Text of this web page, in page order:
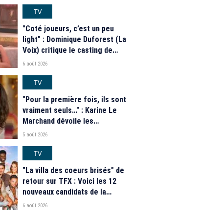
de la télé-réalité de W9
TV
"Coté joueurs, c’est un peu
light" : Dominique Duforest (La
Voix) critique le casting de
"Secret Story" 2026
6 août 2026
TV
"Pour la première fois, ils sont
vraiment seuls…" : Karine Le
Marchand dévoile les
nouveautés des speed dating
2026
5 août 2026
TV
"La villa des coeurs brisés" de
retour sur TFX : Voici les 12
nouveaux candidats de la
saison 2026
6 août 2026